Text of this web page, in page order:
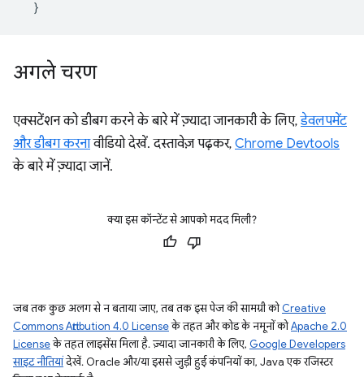
अगले चरण
एक्सटेंशन को डीबग करने के बारे में ज़्यादा जानकारी के लिए,डेवलपमेंट
और डीबग करनावीडियो देखें. दस्तावेज़ पढ़कर, Chrome Devtools
के बारे में ज़्यादा जानें.
क्या इस कॉन्टेंट से आपको मदद मिली?
जब तक कुछ अलग से न बताया जाए, तब तक इस पेज की सामग्री कोCreative
Commons Attribution 4.0 Licenseके तहत और कोड के नमूनों कोApache 2.0
Licenseके तहत लाइसेंस मिला है. ज़्यादा जानकारी के लिए, Google Developers
साइट नीतियांदेखें. Oracle और/या इससे जुड़ी हुई कंपनियों का, Java एक रजिस्टर